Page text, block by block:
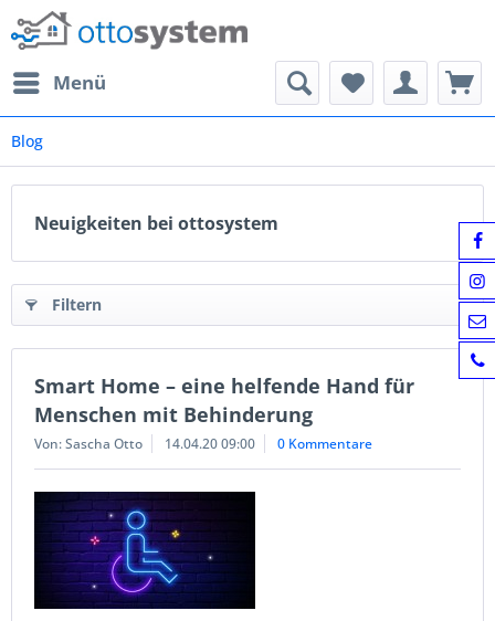
Menü
Blog
Neuigkeiten bei ottosystem
Filtern
Smart Home – eine helfende Hand für
Menschen mit Behinderung
Von: Sascha Otto 14.04.20 09:00 0 Kommentare